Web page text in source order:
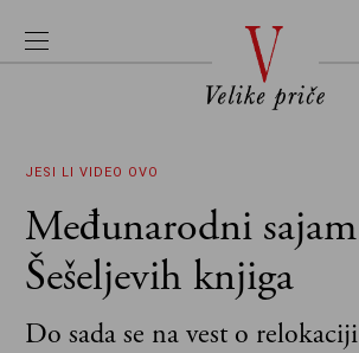
JESI LI VIDEO OVO
Međunarodni sajam
Šešeljevih knjiga
Do sada se na vest o relokaciji